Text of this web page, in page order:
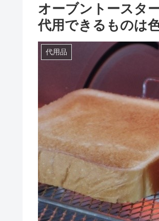
オーブントースタ
代用できるものは
代用品